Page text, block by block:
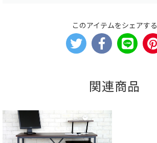
このアイテムをシェアする
関連商品